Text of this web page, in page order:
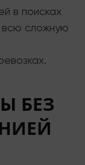
в поисках
всю сложную
БЕЗ